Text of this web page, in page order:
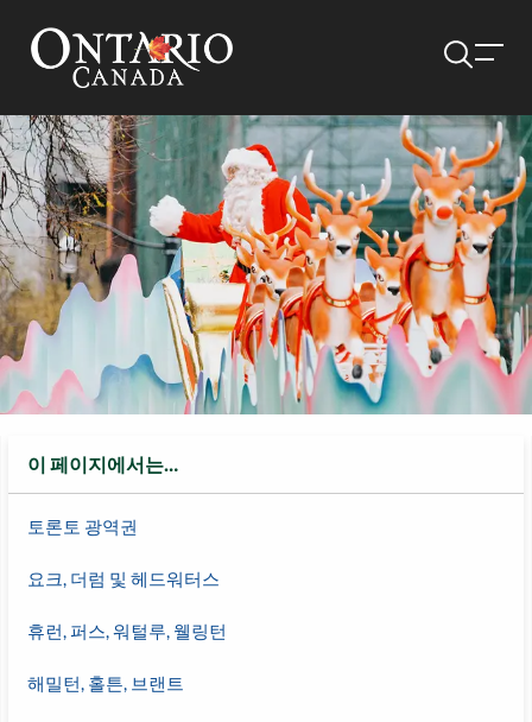
이 페이지에서는…
토론토 광역권
요크, 더럼 및 헤드워터스
휴런, 퍼스, 워털루, 웰링턴
해밀턴, 홀튼, 브랜트